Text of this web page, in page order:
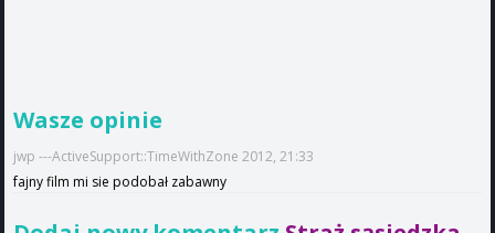
Wasze opinie
jwp ---ActiveSupport::TimeWithZone 2012, 21:33
fajny film mi sie podobał zabawny